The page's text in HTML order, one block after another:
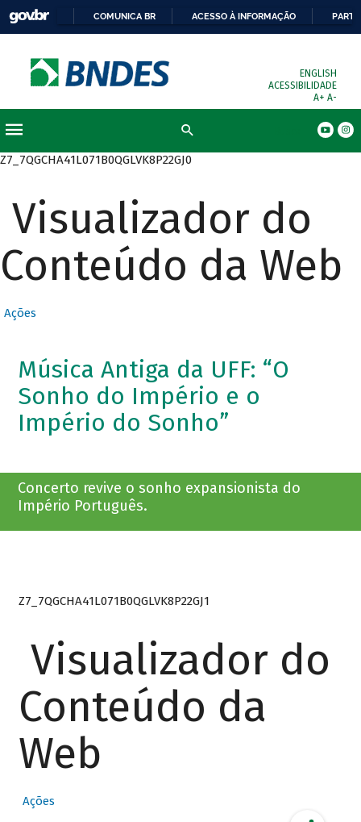
COMUNICA BR ACESSO À INFORMAÇÃO
ENGLISH
ACESSIBILIDADE
A+ A-
Z7_7QGCHA41L071B0QGLVK8P22GJ0
Visualizador do
Conteúdo da Web
Ações
Música Antiga da UFF: “O
Sonho do Império e o
Império do Sonho”
Concerto revive o sonho expansionista do
Império Português.
Z7_7QGCHA41L071B0QGLVK8P22GJ1
Visualizador do
Conteúdo da
Web
Ações